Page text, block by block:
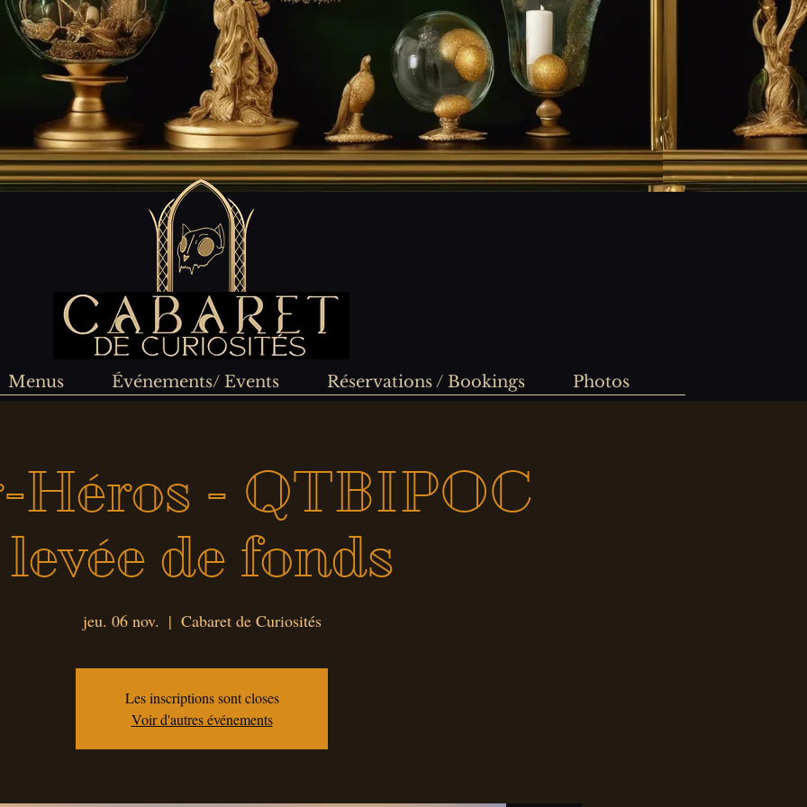
Menus Événements/ Events Réservations / Bookings Photos
Héros - QTBIPOC
levée de fonds
jeu. 06 nov.
  |
Cabaret de Curiosités
Les inscriptions sont closes
Voir d'autres événements